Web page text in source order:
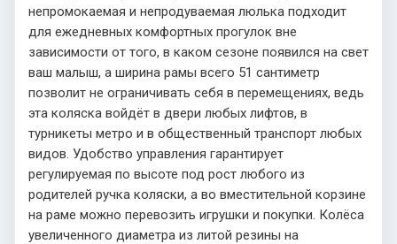
непромокаемая и непродуваемая люлька подходит
для ежедневных комфортных прогулок вне
зависимости от того, в каком сезоне появился на свет
ваш малыш, а ширина рамы всего 51 сантиметр
позволит не ограничивать себя в перемещениях, ведь
эта коляска войдёт в двери любых лифтов, в
турникеты метро и в общественный транспорт любых
видов. Удобство управления гарантирует
регулируемая по высоте под рост любого из
родителей ручка коляски, а во вместительной корзине
на раме можно перевозить игрушки и покупки. Колёса
увеличенного диаметра из литой резины на